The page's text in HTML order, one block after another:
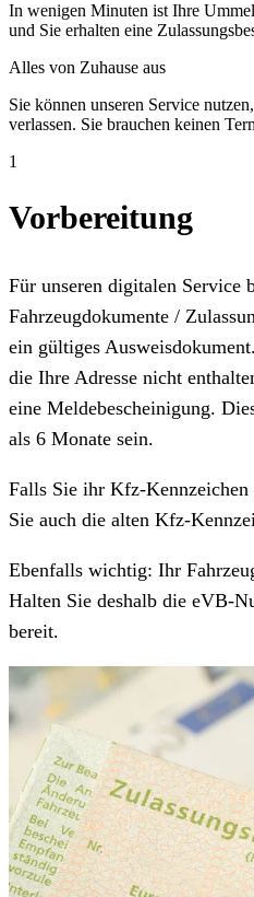
In wenigen Minuten ist Ihre
und Sie erhalten eine
Alles von Zuhause aus
Sie können unseren Service
verlassen. Sie brauchen keinen
1
Vorbereitung
Für unseren digitalen Service
Fahrzeugdokumente /
ein gültiges
die Ihre Adresse nicht
eine Meldebescheinigung.
als 6 Monate sein.
Falls Sie ihr Kfz-Kennzeichen
Sie auch die alten Kfz-
Ebenfalls wichtig: Ihr
Halten Sie deshalb die eVB-
bereit.